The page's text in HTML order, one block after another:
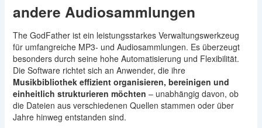
andere Audiosammlungen
The GodFather ist ein leistungsstarkes Verwaltungswerkzeug
für umfangreiche MP3- und Audiosammlungen. Es überzeugt
besonders durch seine hohe Automatisierung und Flexibilität.
Die Software richtet sich an Anwender, die ihre
Musikbibliothek effizient organisieren, bereinigen und
einheitlich strukturieren möchten – unabhängig davon, ob
die Dateien aus verschiedenen Quellen stammen oder über
Jahre hinweg entstanden sind.